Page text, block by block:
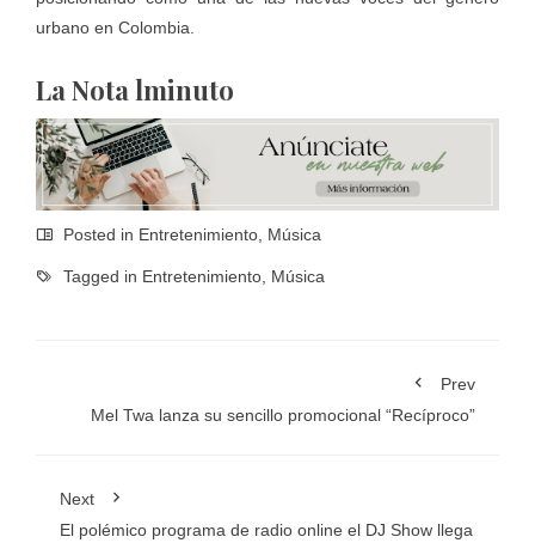
urbano en Colombia.
La Nota lminuto
Posted in Entretenimiento Música
Tagged in Entretenimiento Música
Prev
Mel Twa lanza su sencillo promocional “Recíproco”
Next
El polémico programa de radio online el DJ Show llega